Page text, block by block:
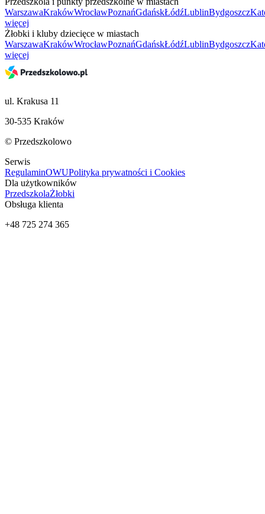
WarszawaKrakówWrocławPoznańGdańskŁódźLublinBydgoszcz
więcej
Żłobki i kluby dziecięce w miastach
WarszawaKrakówWrocławPoznańGdańskŁódźLublinBydgoszcz
więcej
ul. Krakusa 11
30-535 Kraków
© Przedszkolowo
Serwis
RegulaminOWUPolityka prywatności i Cookies
Dla użytkowników
PrzedszkolaŻłobki
Obsługa klienta
+48 725 274 365